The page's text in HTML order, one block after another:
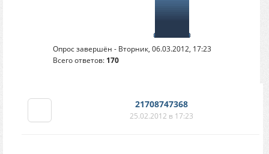
Опрос завершён - Вторник, 06.03.2012, 17:23
Всего ответов: 170
21708747368
25.02.2012 в 17:23